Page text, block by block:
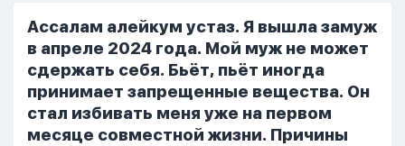
является Единым Богом и не
принимает слова и контекст игры в
серьез, относиться к игре только как к
развлечению и...
Ассалам алейкум устаз. Я вышла замуж
в апреле 2024 года. Мой муж не может
сдержать себя. Бьёт, пьёт иногда
принимает запрещенные вещества. Он
стал избивать меня уже на первом
месяце совместной жизни. Причины